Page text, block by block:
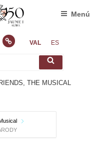
NormasVAL ES
Cerca
Menú
THE MUSICAL